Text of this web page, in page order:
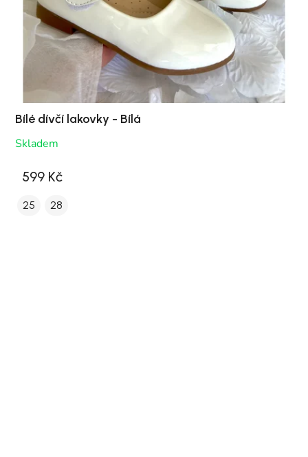
Bílé dívčí lakovky - Bílá
Skladem
599 Kč
25 28